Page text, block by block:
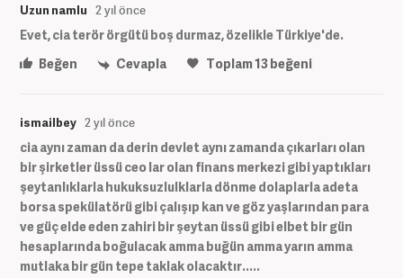
Uzun namlu 2 yıl önce
Evet, cia terör örgütü boş durmaz, özelikle Türkiye'de.
Beğen
Cevapla Toplam13beğeni
ismailbey 2 yıl önce
cia aynı zaman da derin devlet aynı zamanda çıkarları olan
bir şirketler üssü ceo lar olan finans merkezi gibi yaptıkları
şeytanlıklarla hukuksuzlulklarla dönme dolaplarla adeta
borsa spekülatörü gibi çalışıp kan ve göz yaşlarından para
ve güç elde eden zahiri bir şeytan üssü gibi elbet bir gün
hesaplarında boğulacak amma buğün amma yarın amma
mutlaka bir gün tepe taklak olacaktır.....